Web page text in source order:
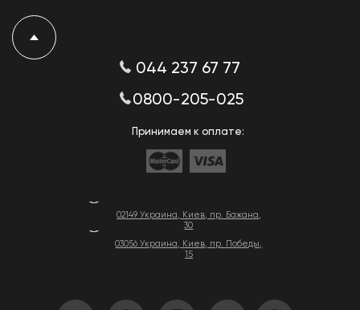
02149 Украина, Киев, пр. Бажана,
30
03056 Украина, Киев, пр. Победы,
15
044 237 67 77
0800-205-025
Принимаем к оплате: